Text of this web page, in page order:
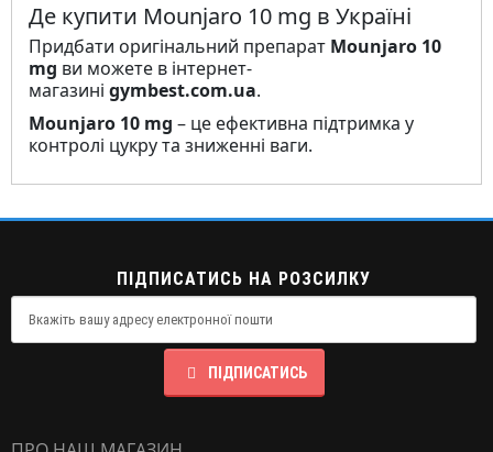
Де купити Mounjaro 10 mg в Україні
Придбати оригінальний препарат Mounjaro 10
mg ви можете в інтернет-
магазині gymbest.com.ua.
Mounjaro 10 mg – це ефективна підтримка у
контролі цукру та зниженні ваги.
ПІДПИСАТИСЬ НА РОЗСИЛКУ
ПІДПИСАТИСЬ